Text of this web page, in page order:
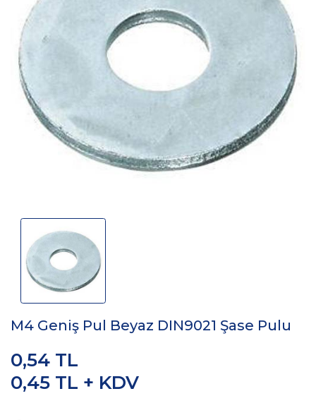
M4 Geniş Pul Beyaz DIN9021 Şase Pulu
0,45 TL + KDV
0,54 TL